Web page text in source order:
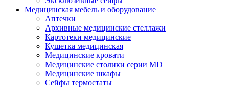
Медицинская мебель и оборудование
Аптечки
Архивные медицинские стеллажи
Картотеки медицинские
Кушетка медицинская
Медицинские кровати
Медицинские столики серии MD
Медицинские шкафы
Сейфы термостаты